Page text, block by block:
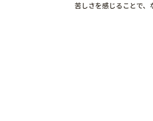
苦しさを感じることで、